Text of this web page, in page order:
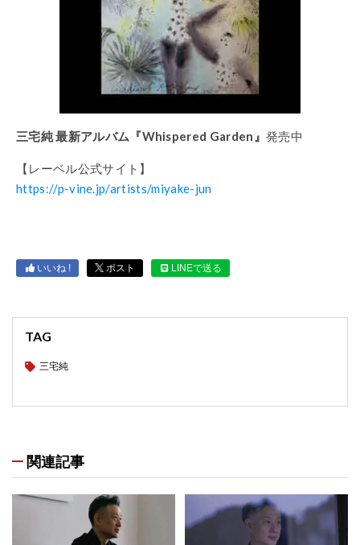
三宅純 最新アルバム『Whispered Garden』 発売中
【レーベル公式サイト】
https://p-vine.jp/artists/miyake-jun
いいね ! ポスト LINEで送る
TAG
三宅純
関連記事